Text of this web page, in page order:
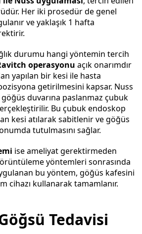
Her iki prosedür de genel
ve yaklaşık 1 hafta
durumu hangi yöntemin tercih
operasyonu açık onarımdır
yapılan bir kesi ile hasta
getirilmesini kapsar. Nuss
duvarına paslanmaz çubuk
Bu çubuk endoskop
kesi atılarak sabitlenir ve göğüs
tutulmasını sağlar.
ise ameliyat gerektirmeden
yöntemleri sonrasında
bu yöntem, göğüs kafesini
cihazı kullanarak tamamlanır.
Tedavisi